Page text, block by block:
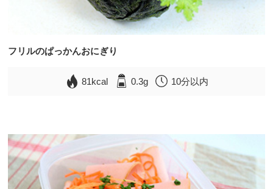
フリルのぱっかんおにぎり
81kcal 0.3g 10分以内